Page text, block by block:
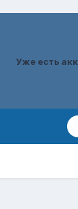
Уже есть